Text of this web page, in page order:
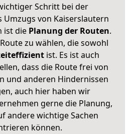
Schritt bei der
von Kaiserslautern
ist die Planung der Routen.
zu wählen, die sowohl
ist. Es ist auch
dass die Route frei von
und anderen Hindernissen
auch hier haben wir
gerne die Planung,
andere wichtige Sachen
können.